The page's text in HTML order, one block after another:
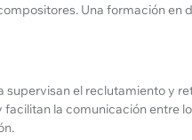
Una formación
el reclutamiento y
la comunicación entre